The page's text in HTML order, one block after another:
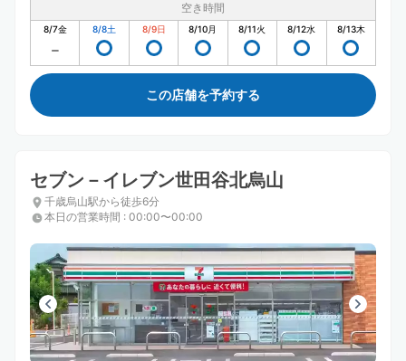
空き時間
8/7金 8/8土 8/9日 8/10月 8/11火 8/12水 8/13木
この店舗を予約する
セブン－イレブン世田谷北烏山
千歳烏山駅から徒歩6分
本日の営業時間 : 00:00〜00:00